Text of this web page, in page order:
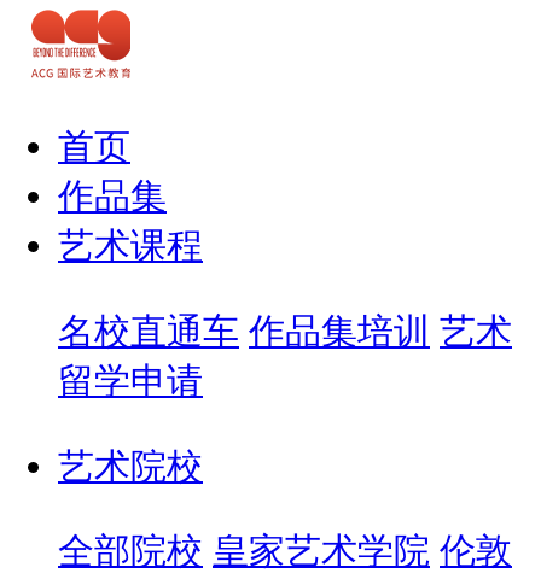
首页
作品集
艺术课程
名校直通车 作品集培训 艺术
留学申请
艺术院校
全部院校 皇家艺术学院 伦敦